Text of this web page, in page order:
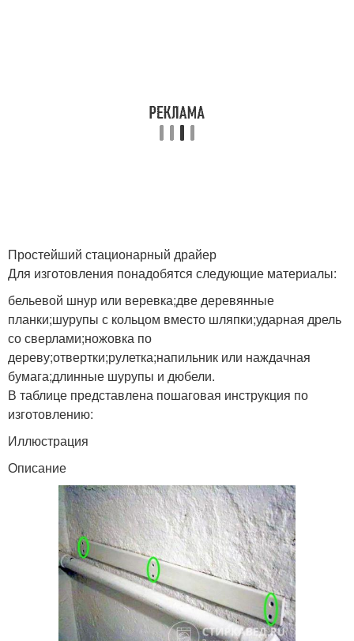
Простейший стационарный драйер
Для изготовления понадобятся следующие материалы:
бельевой шнур или веревка;две деревянные
планки;шурупы с кольцом вместо шляпки;ударная дрель
со сверлами;ножовка по
дереву;отвертки;рулетка;напильник или наждачная
бумага;длинные шурупы и дюбели.
В таблице представлена пошаговая инструкция по
изготовлению:
Иллюстрация
Описание